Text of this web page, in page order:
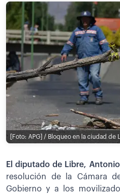
[Foto: APG] / Bloqueo en la ciudad de
El diputado de Libre,
resolución de la Cámara
Gobierno y a los